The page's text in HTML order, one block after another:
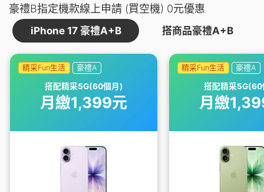
豪禮B指定機款線上申請 (買空機) 0元優惠
iPhone 17 豪禮A+B 搭商品豪禮A+B
精采Fun生活 豪禮A
搭配精采5G(60個月)
月繳1,399元
精采Fun生活 豪禮A
搭配精采5G(60
月繳